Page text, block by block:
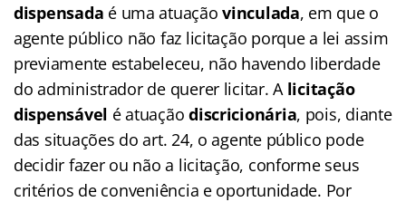
dispensada é uma atuaçãovinculada, em que o
agente público não faz licitação porque a lei assim
previamente estabeleceu, não havendo liberdade
do administrador de querer licitar. A licitação
dispensável é atuaçãodiscricionária, pois, diante
das situações do art. 24, o agente público pode
decidir fazer ou não a licitação, conforme seus
critérios de conveniência e oportunidade. Por